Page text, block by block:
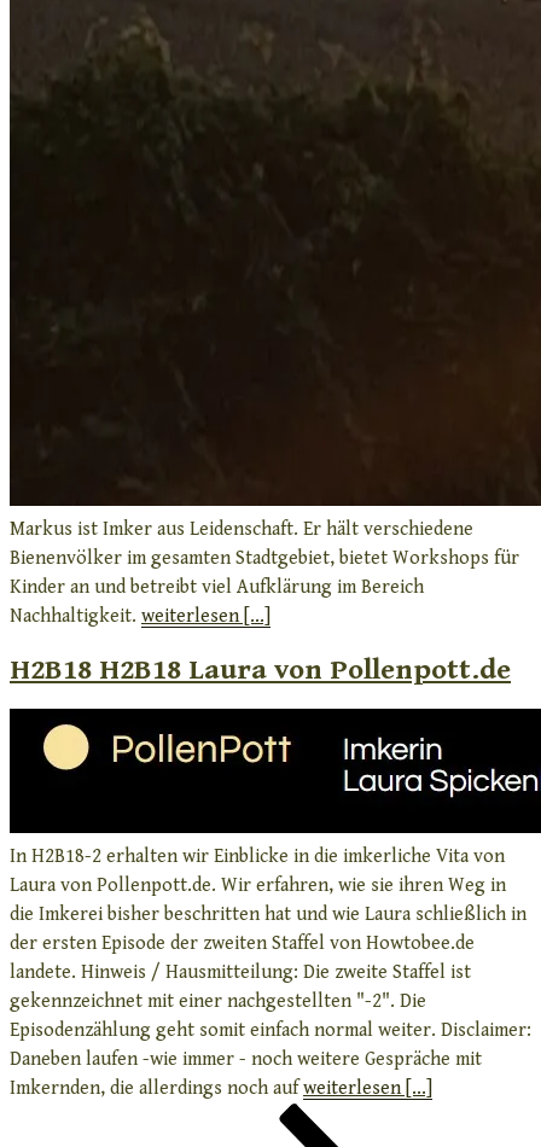
Markus ist Imker aus Leidenschaft. Er hält verschiedene
Bienenvölker im gesamten Stadtgebiet, bietet Workshops für
Kinder an und betreibt viel Aufklärung im Bereich
Nachhaltigkeit. weiterlesen [...]
H2B18 H2B18 Laura von Pollenpott.de
In H2B18-2 erhalten wir Einblicke in die imkerliche Vita von
Laura von Pollenpott.de. Wir erfahren, wie sie ihren Weg in
die Imkerei bisher beschritten hat und wie Laura schließlich in
der ersten Episode der zweiten Staffel von Howtobee.de
landete. Hinweis / Hausmitteilung: Die zweite Staffel ist
gekennzeichnet mit einer nachgestellten "-2". Die
Episodenzählung geht somit einfach normal weiter. Disclaimer:
Daneben laufen -wie immer - noch weitere Gespräche mit
Imkernden, die allerdings noch aufweiterlesen [...]
Seitennummerierung